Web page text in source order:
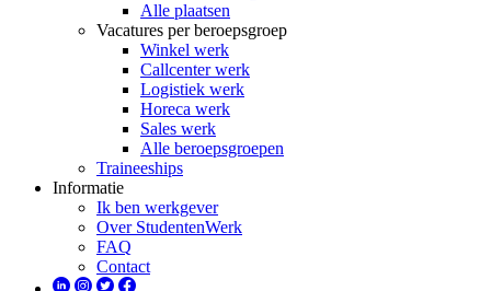
Alle plaatsen
Vacatures per beroepsgroep
Winkel werk
Callcenter werk
Logistiek werk
Horeca werk
Sales werk
Alle beroepsgroepen
Traineeships
Informatie
Ik ben werkgever
Over StudentenWerk
FAQ
Contact